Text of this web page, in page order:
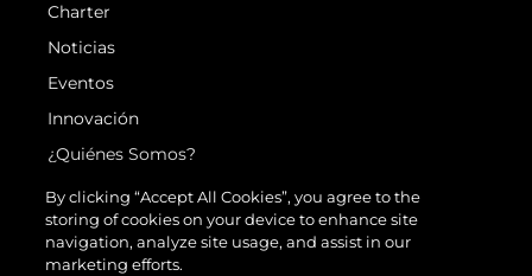
Charter
Noticias
Eventos
Innovación
¿Quiénes Somos?
El Equipo
Estilo De Vida
Historia
By clicking “Accept All Cookies”, you agree to the
storing of cookies on your device to enhance site
navigation, analyze site usage, and assist in our
marketing efforts.